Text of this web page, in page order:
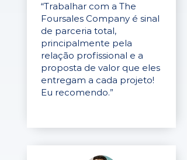
“Trabalhar com a The
Foursales Company é sinal
de parceria total,
principalmente pela
relação profissional e a
proposta de valor que eles
entregam a cada projeto!
Eu recomendo.”